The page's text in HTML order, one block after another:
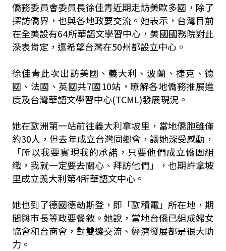
僑務委員會委員長徐佳青近期走訪美歐多國，除了
探訪僑界，也與各地政要交流。她表示，台灣目前
在全美設有64所華語文學習中心，美國國務院對此
深表肯定，還希望台灣在50州都設立中心。
徐佳青此次出訪美國、義大利、波蘭、捷克、德
國、法國、英國共7國10站，瞭解各地僑務推展進
度及台灣華語文學習中心(TCML)發展現況。
她在歐洲第一站前往義大利拿坡里，當地僑胞雖僅
約30人，但去年成立台灣同鄉會，讓她深受感動，
「所以我要實現我的承諾，只要他們成立僑團組
織，我就一定要去關心、拜訪他們」，也期許拿坡
里成立義大利第4所華語文中心。
她也到了德國德勒斯登，即「歐積電」所在地，期
間與市長等政要餐敘。她說，當地台僑已組成婦女
協會和台商會，對雙邊交流、經濟發展都是很大助
力。